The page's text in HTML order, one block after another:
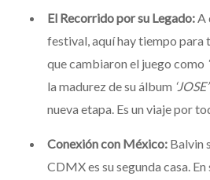
El Recorrido por su Legado: A
festival, aquí hay tiempo para
que cambiaron el juego como
la madurez de su álbum ‘JOSE’
nueva etapa. Es un viaje por
Conexión con México: Balvin
CDMX es su segunda casa.